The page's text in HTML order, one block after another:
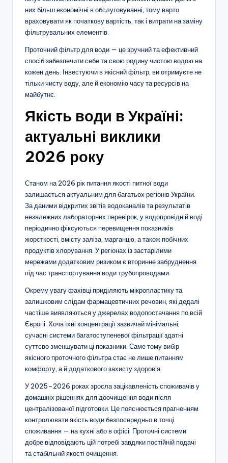
них більш економічні в обслуговуванні, тому варто
враховувати як початкову вартість, так і витрати на заміну
фільтрувальних елементів.
Проточний фільтр для води — це зручний та ефективний
спосіб забезпечити себе та свою родину чистою водою на
кожен день. Інвестуючи в якісний фільтр, ви отримуєте не
тільки чисту воду, але й економію часу та ресурсів на
майбутнє.
Якість води в Україні:
актуальні виклики
2026 року
Станом на 2026 рік питання якості питної води
залишається актуальним для багатьох регіонів України.
За даними відкритих звітів водоканалів та результатів
незалежних лабораторних перевірок, у водопровідній воді
періодично фіксуються перевищення показників
жорсткості, вмісту заліза, марганцю, а також побічних
продуктів хлорування. У регіонах із застарілими
мережами додатковим ризиком є вторинне забруднення
під час транспортування води трубопроводами.
Окрему увагу фахівці приділяють мікропластику та
залишковим слідам фармацевтичних речовин, які дедалі
частіше виявляються у джерелах водопостачання по всій
Європі. Хоча їхні концентрації зазвичай мінімальні,
сучасні системи багатоступеневої фільтрації здатні
суттєво зменшувати ці показники. Саме тому вибір
якісного проточного фільтра стає не лише питанням
комфорту, а й додаткового захисту здоров’я.
У 2025–2026 роках зросла зацікавленість споживачів у
домашніх рішеннях для доочищення води після
централізованої підготовки. Це пояснюється прагненням
контролювати якість води безпосередньо в точці
споживання — на кухні або в офісі. Проточні системи
добре відповідають цій потребі завдяки постійній подачі
та стабільній якості очищення.